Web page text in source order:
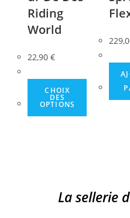
Riding
World
22,90€
CHOIX
DES
OPTIONS
produit
a
être
La sellerie